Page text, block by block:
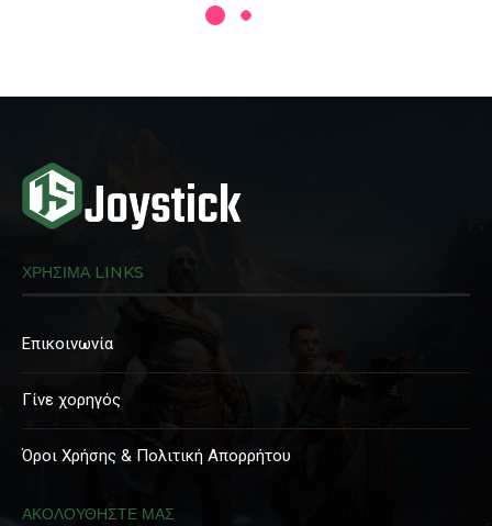
ΧΡΗΣΙΜΑ LINKS
Επικοινωνία
Γίνε χορηγός
Όροι Χρήσης & Πολιτική Απορρήτου
ΑΚΟΛΟΥΘΗΣΤΕ ΜΑΣ